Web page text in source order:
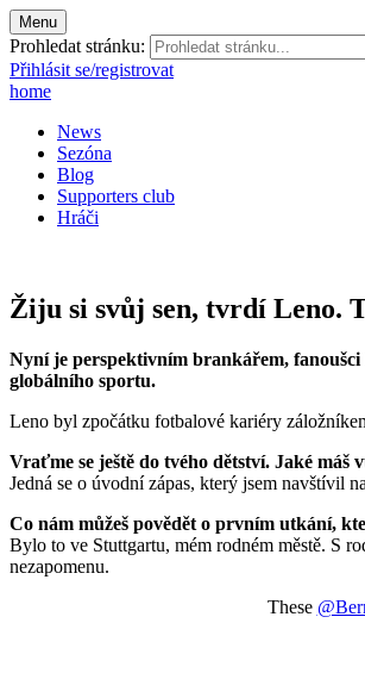
Menu
Prohledat stránku:
Přihlásit se/registrovat
home
News
Sezóna
Blog
Supporters club
Hráči
Žiju si svůj sen, tvrdí Leno.
Nyní je perspektivním brankářem,
globálního sportu.
Leno byl zpočátku fotbalové kariéry
Vraťme se ještě do tvého dětství. Jaké
Jedná se o úvodní zápas, který jsem navštívil
Co nám můžeš povědět o prvním utkání,
Bylo to ve Stuttgartu, mém rodném městě. S
nezapomenu.
These